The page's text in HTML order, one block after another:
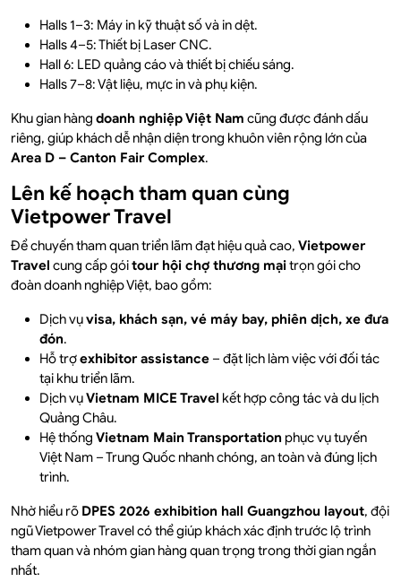
Halls 1–3: Máy in kỹ thuật số và in dệt.
Halls 4–5: Thiết bị Laser CNC.
Hall 6: LED quảng cáo và thiết bị chiếu sáng.
Halls 7–8: Vật liệu, mực in và phụ kiện.
Khu gian hàng doanh nghiệp Việt Nam cũng được đánh dấu
riêng, giúp khách dễ nhận diện trong khuôn viên rộng lớn của
Area D – Canton Fair Complex.
Lên kế hoạch tham quan cùng
Vietpower Travel
Để chuyến tham quan triển lãm đạt hiệu quả cao, Vietpower
Travel cung cấp góitour hội chợ thương mạitrọn gói cho
đoàn doanh nghiệp Việt, bao gồm:
Dịch vụvisa, khách sạn, vé máy bay, phiên dịch, xe đưa
đón.
Hỗ trợexhibitor assistance – đặt lịch làm việc với đối tác
tại khu triển lãm.
Dịch vụVietnam MICE Travel kết hợp công tác và du lịch
Quảng Châu.
Hệ thống Vietnam Main Transportation phục vụ tuyến
Việt Nam – Trung Quốc nhanh chóng, an toàn và đúng lịch
trình.
Nhờ hiểu rõ DPES 2026 exhibition hall Guangzhou layout, đội
ngũ Vietpower Travel có thể giúp khách xác định trước lộ trình
tham quan và nhóm gian hàng quan trọng trong thời gian ngắn
nhất.